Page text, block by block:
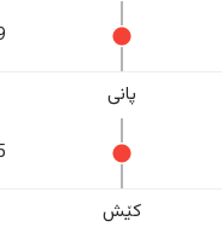
پانی
کێش